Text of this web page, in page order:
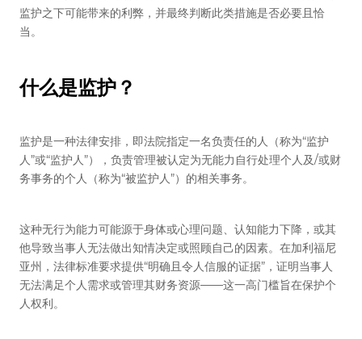
监护之下可能带来的利弊，并最终判断此类措施是否必要且恰
当。
什么是监护？
监护是一种法律安排，即法院指定一名负责任的人（称为“监护
人”或“监护人”），负责管理被认定为无能力自行处理个人及/或财
务事务的个人（称为“被监护人”）的相关事务。
这种无行为能力可能源于身体或心理问题、认知能力下降，或其
他导致当事人无法做出知情决定或照顾自己的因素。在加利福尼
亚州，法律标准要求提供“明确且令人信服的证据”，证明当事人
无法满足个人需求或管理其财务资源——这一高门槛旨在保护个
人权利。